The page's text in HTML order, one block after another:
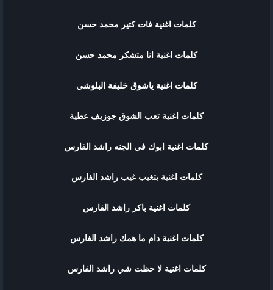
كلمات اغنية فات كتير محمد حسن
كلمات اغنية انا متشكر محمد حسن
كلمات اغنية ياشوق خليفة البلوشي
كلمات اغنية تعب الشوق جوزيف عطية
كلمات اغنية ابوك في الجنه راشد الفارس
كلمات اغنية بتغيب غيب راشد الفارس
كلمات اغنية باكر راشد الفارس
كلمات اغنية دام ما همك راشد الفارس
كلمات اغنية لا حظت شي راشد الفارس